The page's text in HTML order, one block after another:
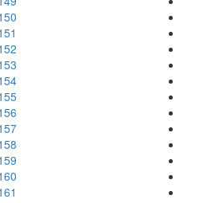
150
151
152
153
154
155
156
157
158
159
160
161